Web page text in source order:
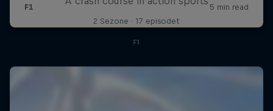
2 Sezone · 17 episodet
F1